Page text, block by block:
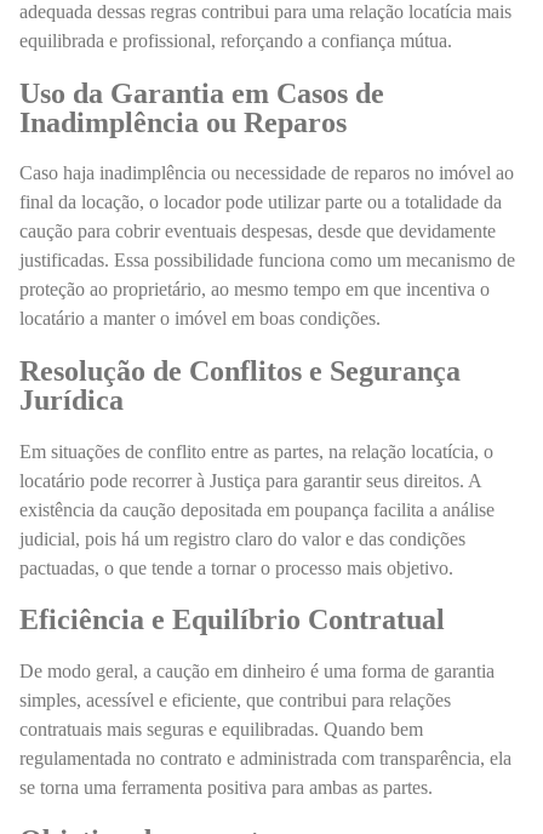
adequada dessas regras contribui para uma relação locatícia mais
equilibrada e profissional, reforçando a confiança mútua.
Uso da Garantia em Casos de
Inadimplência ou Reparos
Caso haja inadimplência ou necessidade de reparos no imóvel ao
final da locação, o locador pode utilizar parte ou a totalidade da
caução para cobrir eventuais despesas, desde que devidamente
justificadas. Essa possibilidade funciona como um mecanismo de
proteção ao proprietário, ao mesmo tempo em que incentiva o
locatário a manter o imóvel em boas condições.
Resolução de Conflitos e Segurança
Jurídica
Em situações de conflito entre as partes, na relação locatícia, o
locatário pode recorrer à Justiça para garantir seus direitos. A
existência da caução depositada em poupança facilita a análise
judicial, pois há um registro claro do valor e das condições
pactuadas, o que tende a tornar o processo mais objetivo.
Eficiência e Equilíbrio Contratual
De modo geral, a caução em dinheiro é uma forma de garantia
simples, acessível e eficiente, que contribui para relações
contratuais mais seguras e equilibradas. Quando bem
regulamentada no contrato e administrada com transparência, ela
se torna uma ferramenta positiva para ambas as partes.